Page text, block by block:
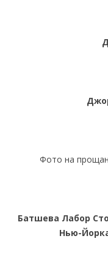
Фото на
Батшева Лабор
Нью-